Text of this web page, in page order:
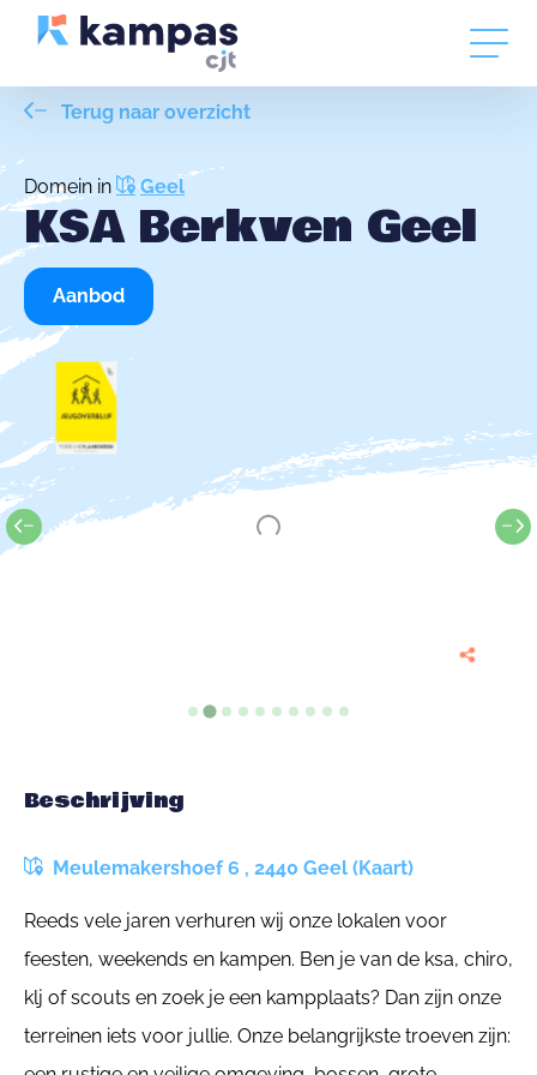
Terug naar overzicht
Domein in Geel
KSA Berkven Geel
Aanbod
Beschrijving
Meulemakershoef 6 , 2440 Geel (Kaart)
Reeds vele jaren verhuren wij onze lokalen voor
feesten, weekends en kampen. Ben je van de ksa, chiro,
klj of scouts en zoek je een kampplaats? Dan zijn onze
terreinen iets voor jullie. Onze belangrijkste troeven zijn: